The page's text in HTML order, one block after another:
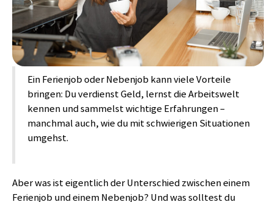
Ein Ferienjob oder Nebenjob kann viele Vorteile
bringen: Du verdienst Geld, lernst die Arbeitswelt
kennen und sammelst wichtige Erfahrungen –
manchmal auch, wie du mit schwierigen Situationen
umgehst.
Aber was ist eigentlich der Unterschied zwischen einem
Ferienjob und einem Nebenjob? Und was solltest du